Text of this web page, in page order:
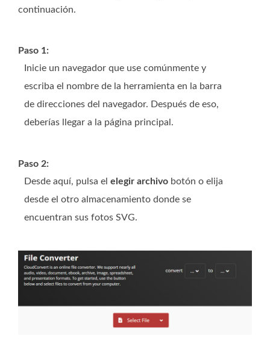
continuación.
Paso 1:
Inicie un navegador que use comúnmente y
escriba el nombre de la herramienta en la barra
de direcciones del navegador. Después de eso,
deberías llegar a la página principal.
Paso 2:
Desde aquí, pulsa el elegir archivo botón o elija
desde el otro almacenamiento donde se
encuentran sus fotos SVG.